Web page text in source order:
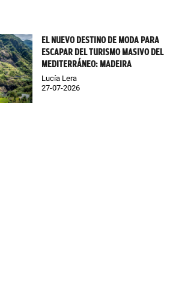
EL NUEVO DESTINO DE MODA PARA
ESCAPAR DEL TURISMO MASIVO DEL
MEDITERRÁNEO: MADEIRA
Lucía Lera
27-07-2026